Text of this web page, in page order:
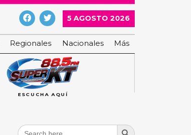
5 AGOSTO 2026
Regionales Nacionales Más
ESCUCHA AQUÍ
Search
Search Button